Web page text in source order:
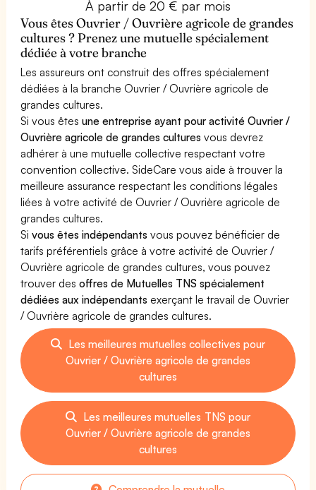
À partir de 20 € par mois
Vous êtes Ouvrier / Ouvrière agricole de grandes
cultures ? Prenez une mutuelle spécialement
dédiée à votre branche
Les assureurs ont construit des offres spécialement
dédiées à la branche Ouvrier / Ouvrière agricole de
grandes cultures.
Si vous êtesune entreprise ayant pour activité Ouvrier /
Ouvrière agricole de grandes cultures vous devrez
adhérer à une mutuelle collective respectant votre
convention collective. SideCare vous aide à trouver la
meilleure assurance respectant les conditions légales
liées à votre activité de Ouvrier / Ouvrière agricole de
grandes cultures.
Sivous êtes indépendants vous pouvez bénéficier de
tarifs préférentiels grâce à votre activité de Ouvrier /
Ouvrière agricole de grandes cultures, vous pouvez
trouver desoffres de Mutuelles TNS spécialement
dédiées aux indépendants exerçant le travail de Ouvrier
/ Ouvrière agricole de grandes cultures.
Les meilleures mutuelles collectives pour
Ouvrier / Ouvrière agricole de grandes
cultures
Les meilleures mutuelles TNS pour
Ouvrier / Ouvrière agricole de grandes
cultures